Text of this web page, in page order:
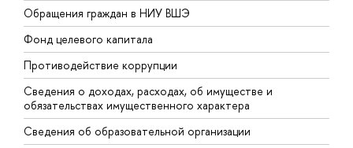
Обращения граждан в НИУ ВШЭ
Фонд целевого капитала
Противодействие коррупции
Сведения о доходах, расходах, об имуществе и
обязательствах имущественного характера
Сведения об образовательной организации